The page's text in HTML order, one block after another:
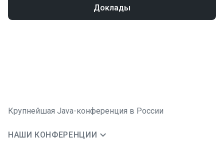
Доклады
Крупнейшая Java-конференция в России
НАШИ КОНФЕРЕНЦИИ